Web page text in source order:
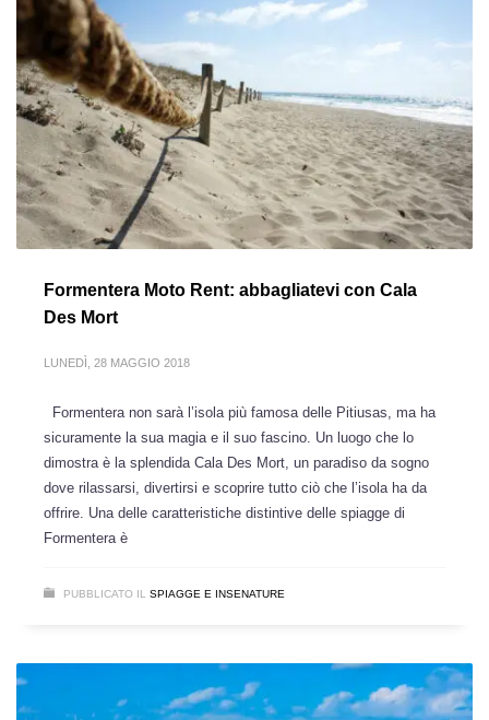
Formentera Moto Rent: abbagliatevi con Cala
Des Mort
LUNEDÌ, 28 MAGGIO 2018
Formentera non sarà l’isola più famosa delle Pitiusas, ma ha
sicuramente la sua magia e il suo fascino. Un luogo che lo
dimostra è la splendida Cala Des Mort, un paradiso da sogno
dove rilassarsi, divertirsi e scoprire tutto ciò che l’isola ha da
offrire. Una delle caratteristiche distintive delle spiagge di
Formentera è
PUBBLICATO IL SPIAGGE E INSENATURE